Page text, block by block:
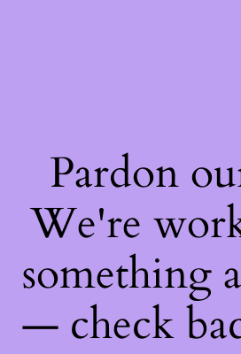
Pardon
We're
something
— check